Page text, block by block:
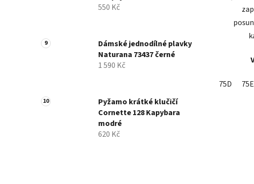
550 Kč
Dámské jednodílné plavky
Naturana 73437 černé
1 590 Kč
Pyžamo krátké klučičí
Cornette 128 Kapybara
modré
620 Kč
75D 75E